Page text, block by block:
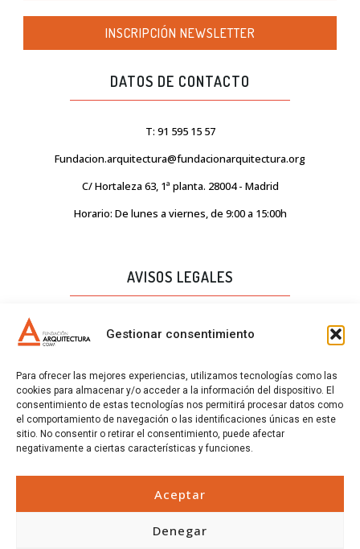
Gestionar consentimiento
Para ofrecer las mejores experiencias, utilizamos tecnologías como las
cookies para almacenar y/o acceder a la información del dispositivo. El
consentimiento de estas tecnologías nos permitirá procesar datos como
el comportamiento de navegación o las identificaciones únicas en este
sitio. No consentir o retirar el consentimiento, puede afectar
negativamente a ciertas características y funciones.
Aceptar
Denegar
INSCRIPCIÓN NEWSLETTER
DATOS DE CONTACTO
T: 91 595 15 57
Fundacion.arquitectura@fundacionarquitectura.org
C/ Hortaleza 63, 1ª planta. 28004 - Madrid
Horario: De lunes a viernes, de 9:00 a 15:00h
AVISOS LEGALES
POLÍTICA DE CALIDAD
POLÍTICA DE COOKIES
CERTIFICADOS